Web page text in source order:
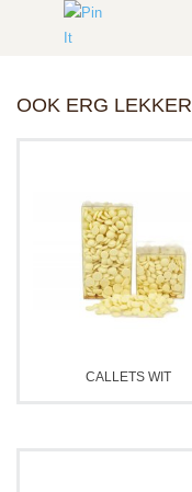
OOK ERG LEKKER
CALLETS WIT